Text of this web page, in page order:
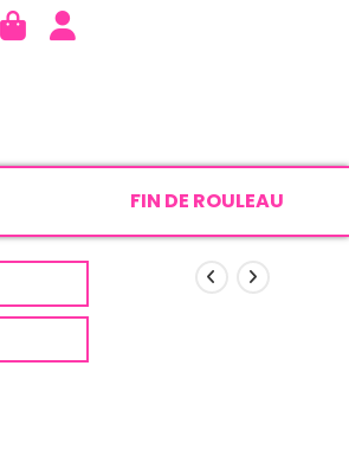
FIN DE ROULEAU